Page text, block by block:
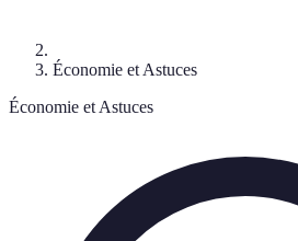
Économie et Astuces
Économie et Astuces